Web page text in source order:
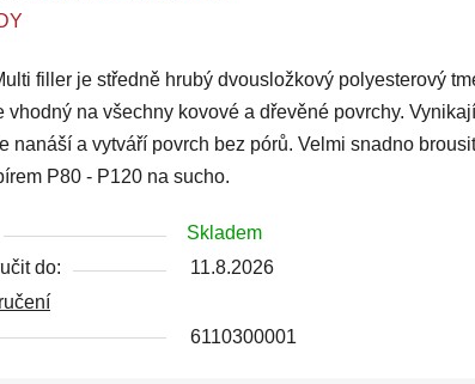
filler je středně hrubý dvousložkový polyesterový
vhodný na všechny kovové a dřevěné povrchy.
nanáší a vytváří povrch bez pórů. Velmi snadno
P80 - P120 na sucho.
Skladem
do:
11.8.2026
6110300001